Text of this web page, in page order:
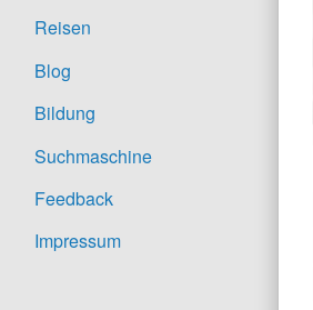
Reisen
Blog
Bildung
Suchmaschine
Feedback
Impressum